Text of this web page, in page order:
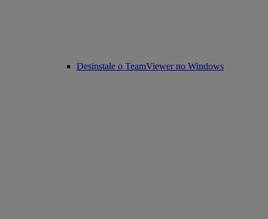
Desinstale o TeamViewer no Windows